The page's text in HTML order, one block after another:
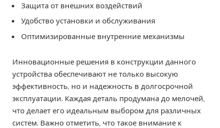
Защита от внешних воздействий
Удобство установки и обслуживания
Оптимизированные внутренние механизмы
Инновационные решения в конструкции данного
устройства обеспечивают не только высокую
эффективность, но и надежность в долгосрочной
эксплуатации. Каждая деталь продумана до мелочей,
что делает его идеальным выбором для различных
систем. Важно отметить, что такое внимание к